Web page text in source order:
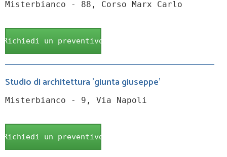
Misterbianco - 88, Corso Marx Carlo
Richiedi un preventivo
Studio di architettura 'giunta giuseppe'
Misterbianco - 9, Via Napoli
Richiedi un preventivo